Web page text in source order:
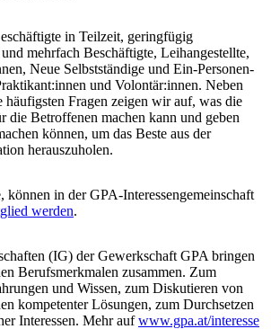
in Teilzeit, geringfügig
mehrfach Beschäftigte, Leihangestellte,
Neue Selbstständige und Ein-Personen-
und Volontär:innen. Neben
Fragen zeigen wir auf, was die
die Betroffenen machen kann und geben
können, um das Beste aus der
herauszuholen.
können in der GPA-Interessengemeinschaft
werden.
(IG) der Gewerkschaft GPA bringen
Berufsmerkmalen zusammen. Zum
und Wissen, zum Diskutieren von
kompetenter Lösungen, zum Durchsetzen
Interessen. Mehr aufwww.gpa.at/interesse